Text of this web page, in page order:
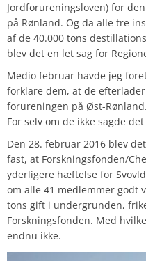
Jordforureningsloven) for
på Rønland. Og da alle tre
af de 40.000 tons
blev det en let sag for
Medio februar havde jeg
forklare dem, at de
forureningen på Øst-
For selv om de ikke sagde
Den 28. februar 2016 blev
fast, at Forskningsfonden/
yderligere hæftelse for
om alle 41 medlemmer godt
tons gift i undergrunden,
Forskningsfonden. Med
endnu ikke.